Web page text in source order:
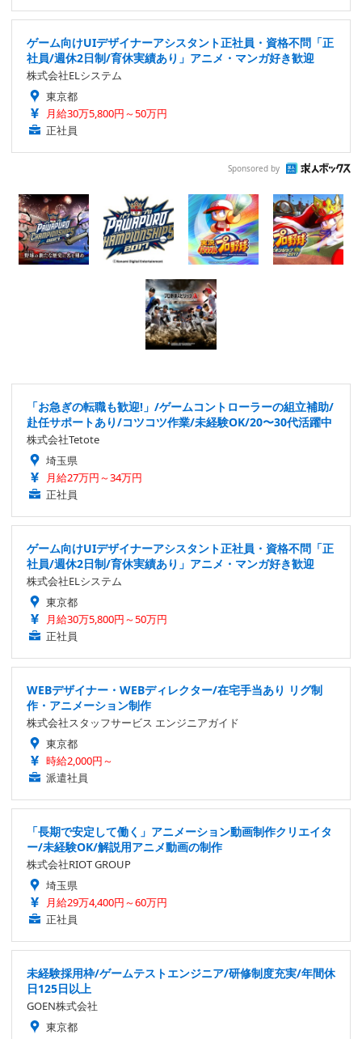
ゲーム向けUIデザイナーアシスタント正社員・資格不問「正
社員/週休2日制/育休実績あり」アニメ・マンガ好き歓迎
株式会社ELシステム
東京都
月給30万5,800円～50万円
正社員
Sponsored by
「お急ぎの転職も歓迎!」/ゲームコントローラーの組立補助/
赴任サポートあり/コツコツ作業/未経験OK/20〜30代活躍中
株式会社Tetote
埼玉県
月給27万円～34万円
正社員
ゲーム向けUIデザイナーアシスタント正社員・資格不問「正
社員/週休2日制/育休実績あり」アニメ・マンガ好き歓迎
株式会社ELシステム
東京都
月給30万5,800円～50万円
正社員
WEBデザイナー・WEBディレクター/在宅手当あり リグ制
作・アニメーション制作
株式会社スタッフサービス エンジニアガイド
東京都
時給2,000円～
派遣社員
「長期で安定して働く」アニメーション動画制作クリエイタ
ー/未経験OK/解説用アニメ動画の制作
株式会社RIOT GROUP
埼玉県
月給29万4,400円～60万円
正社員
未経験採用枠/ゲームテストエンジニア/研修制度充実/年間休
日125日以上
GOEN株式会社
東京都